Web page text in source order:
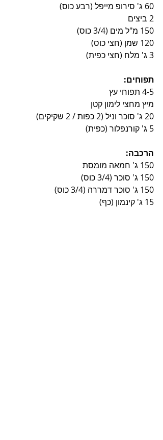
60 ג' סירופ מייפל (רבע כוס)
2 ביצים
150 מ"ל מים (3/4 כוס)
120 שמן (חצי כוס)
3 ג' מלח (חצי כפית)
תפוחים:
4-5 תפוחי עץ
מיץ מחצי לימון קטן
20 ג' סוכר וניל (2 כפות / 2 שקיקים)
5 ג' קורנפלור (כפית)
הרכבה:
150 ג' חמאה מומסת
150 ג' סוכר (3/4 כוס)
150 ג' סוכר דמררה (3/4 כוס)
15 ג' קינמון (כף)